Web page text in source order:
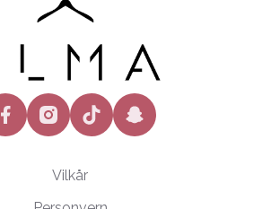
facebookinstagramtiktok snapchat
Vilkår